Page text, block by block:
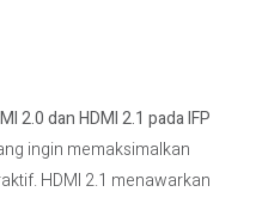
2.0 dan HDMI 2.1 pada IFP
ingin memaksimalkan
HDMI 2.1 menawarkan